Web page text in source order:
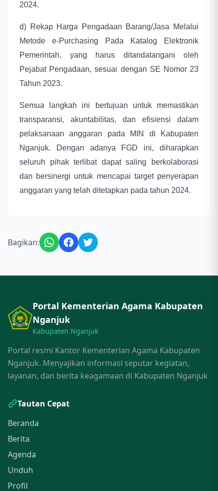
2024.
d) Rekap Harga Pengadaan Barang/Jasa Melalui
Metode e-Purchasing Pada Katalog Elektronik
Pemerintah, yang harus ditandatangani oleh
Pejabat Pengadaan, sesuai dengan SE Nomor 23
Tahun 2023.
Semua langkah ini bertujuan untuk memastikan
transparansi, akuntabilitas, dan efisiensi dalam
pelaksanaan anggaran pada MIN di Kabupaten
Nganjuk. Dengan adanya FGD ini, diharapkan
seluruh pihak terlibat dapat saling berkolaborasi
dan bersinergi untuk mencapai target penyerapan
anggaran yang telah ditetapkan pada tahun 2024.
Bagikan:
Portal Kementerian Agama Kabupaten
Nganjuk
Kabupaten Nganjuk
Portal resmi Kantor Kementerian Agama Kabupaten
Nganjuk. Menyajikan informasi seputar kegiatan,
layanan, dan berita keagamaan di Kabupaten Nganjuk
Tautan Cepat
Beranda
Berita
Agenda
Unduh
Profil